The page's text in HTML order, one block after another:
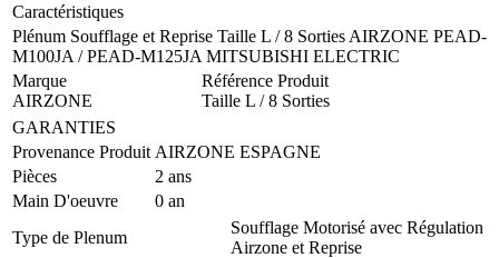
Caractéristiques
Plénum Soufflage et Reprise Taille L / 8 Sorties AIRZONE PEAD-
M100JA / PEAD-M125JA MITSUBISHI ELECTRIC
Marque
AIRZONE
Référence Produit
Taille L / 8 Sorties
GARANTIES
Provenance Produit AIRZONE ESPAGNE
Pièces
2 ans
Main D'oeuvre
0 an
Type de Plenum
Soufflage Motorisé avec Régulation
Airzone et Reprise